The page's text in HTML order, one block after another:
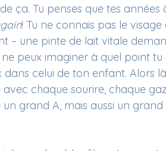
ça. Tu penses que tes
! Tu ne connais pas le
– une pinte de lait vitale
peux imaginer à quel point tu
celui de ton enfant. Alors
chaque sourire, chaque
un grand A, mais aussi un